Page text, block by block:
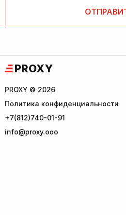
PROXY
PROXY © 2026
Политика конфиденциальности
+7(812)740-01-91
info@proxy.ooo